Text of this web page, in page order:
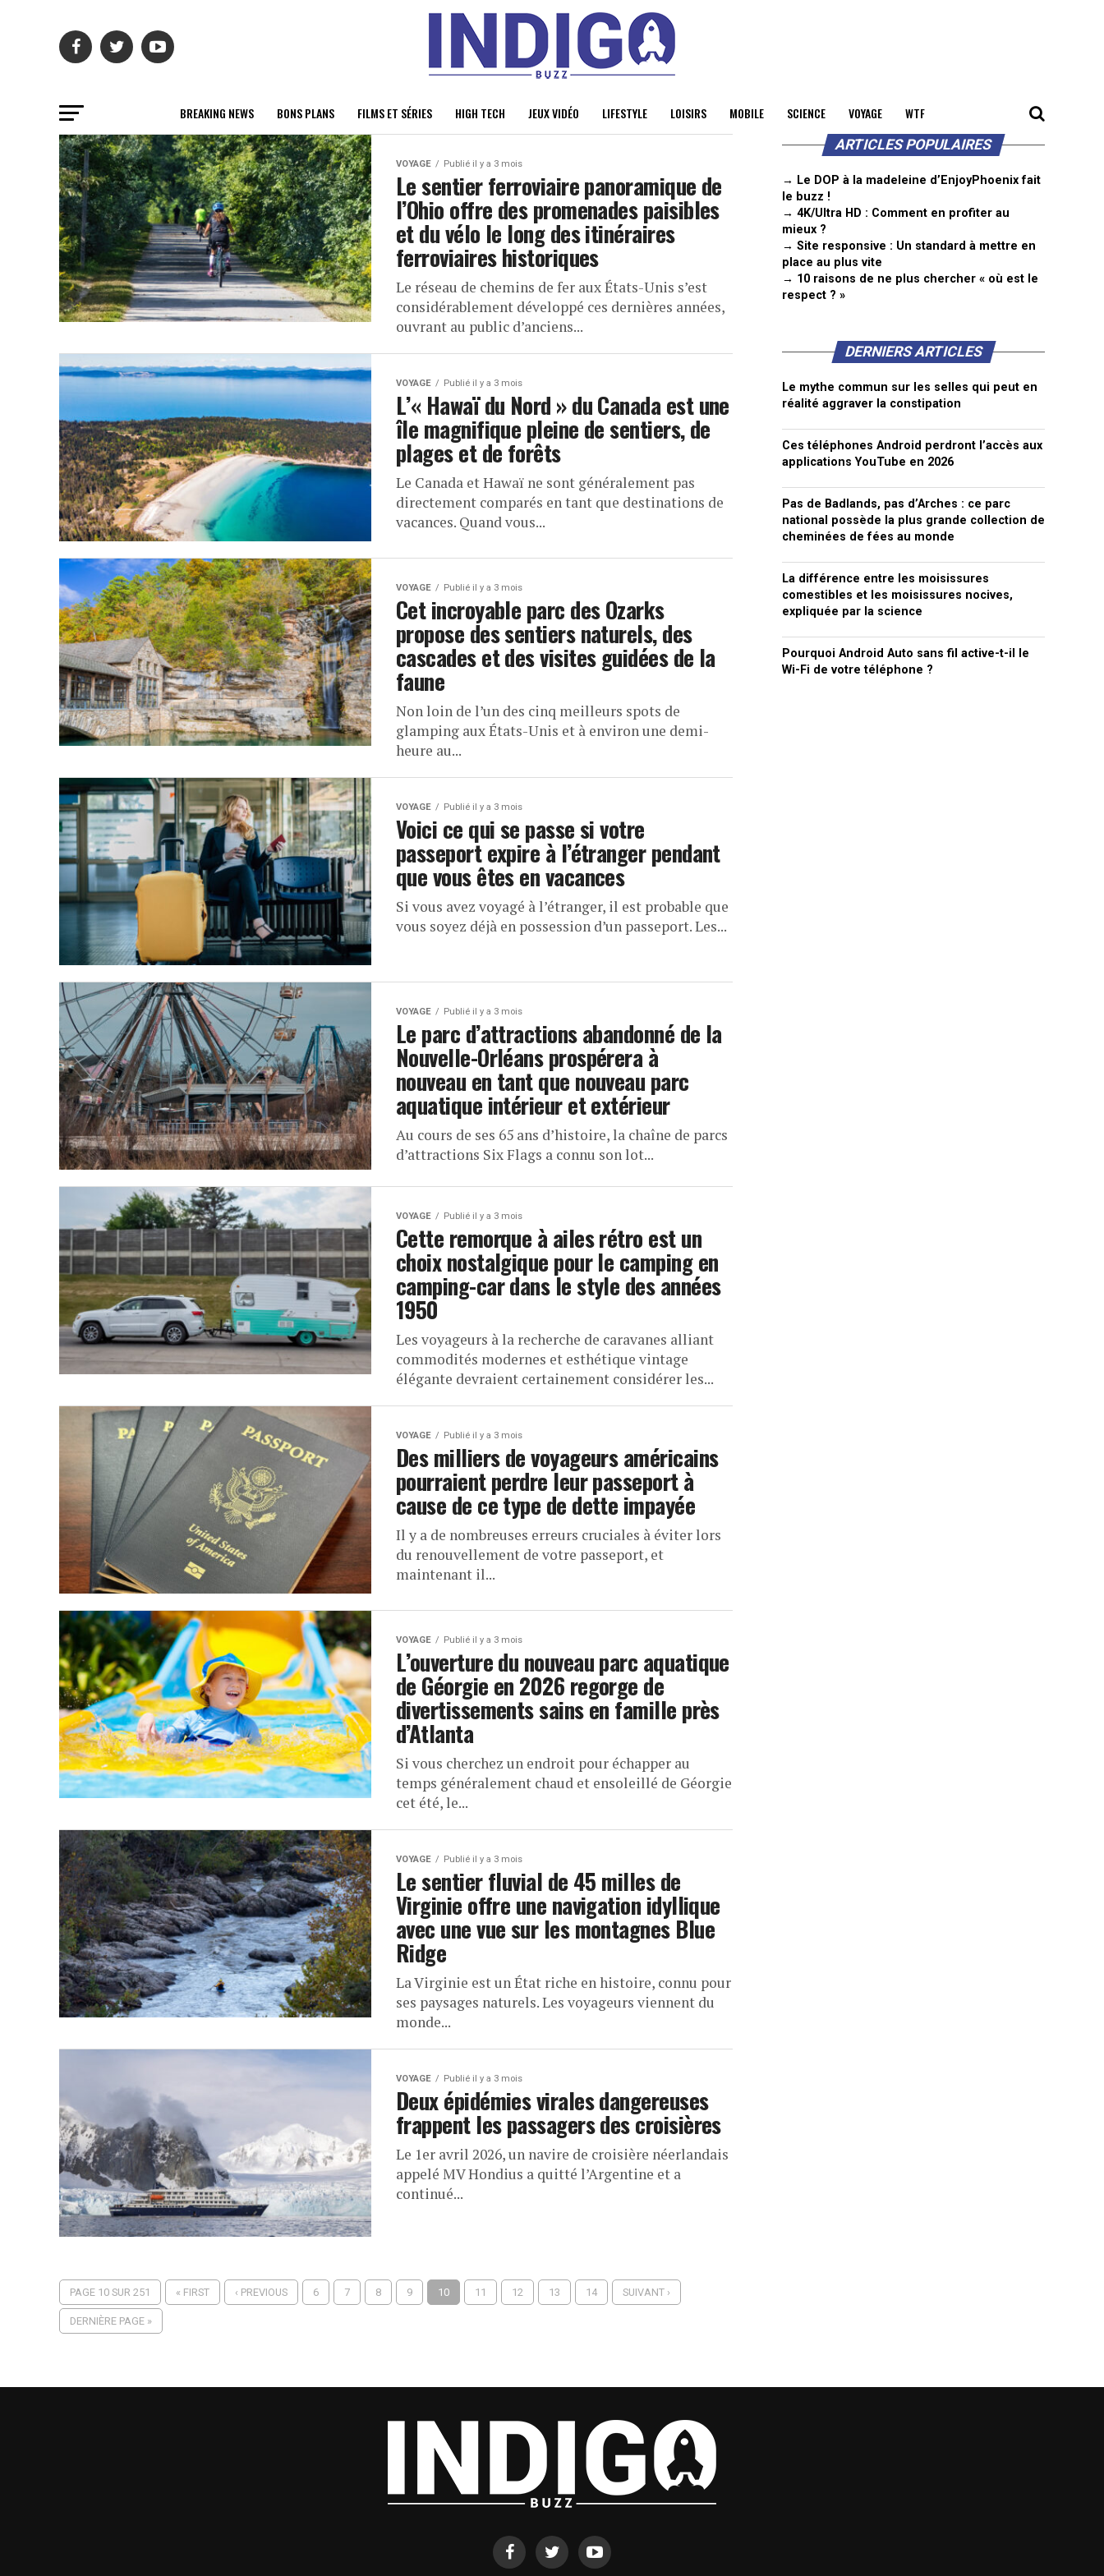
BREAKING NEWS BONS PLANS FILMS ET SÉRIES HIGH TECH JEUX VIDÉO LIFESTYLE LOISIRS MOBILE SCIENCE VOYAGE WTF
VOYAGE Publié il y a 3 mois
Le sentier ferroviaire panoramique de
l’Ohio offre des promenades paisibles
et du vélo le long des itinéraires
ferroviaires historiques
Le réseau de chemins de fer aux États-Unis s’est
considérablement développé ces dernières années,
ouvrant au public d’anciens...
VOYAGE Publié il y a 3 mois
L’« Hawaï du Nord » du Canada est une
île magnifique pleine de sentiers, de
plages et de forêts
Le Canada et Hawaï ne sont généralement pas
directement comparés en tant que destinations de
vacances. Quand vous...
VOYAGE Publié il y a 3 mois
Cet incroyable parc des Ozarks
propose des sentiers naturels, des
cascades et des visites guidées de la
faune
Non loin de l’un des cinq meilleurs spots de
glamping aux États-Unis et à environ une demi-
heure au...
VOYAGE Publié il y a 3 mois
Voici ce qui se passe si votre
passeport expire à l’étranger pendant
que vous êtes en vacances
Si vous avez voyagé à l’étranger, il est probable que
vous soyez déjà en possession d’un passeport. Les...
VOYAGE Publié il y a 3 mois
Le parc d’attractions abandonné de la
Nouvelle-Orléans prospérera à
nouveau en tant que nouveau parc
aquatique intérieur et extérieur
Au cours de ses 65 ans d’histoire, la chaîne de parcs
d’attractions Six Flags a connu son lot...
VOYAGE Publié il y a 3 mois
Cette remorque à ailes rétro est un
choix nostalgique pour le camping en
camping-car dans le style des années
1950
Les voyageurs à la recherche de caravanes alliant
commodités modernes et esthétique vintage
élégante devraient certainement considérer les...
VOYAGE Publié il y a 3 mois
Des milliers de voyageurs américains
pourraient perdre leur passeport à
cause de ce type de dette impayée
Il y a de nombreuses erreurs cruciales à éviter lors
du renouvellement de votre passeport, et
maintenant il...
VOYAGE Publié il y a 3 mois
L’ouverture du nouveau parc aquatique
de Géorgie en 2026 regorge de
divertissements sains en famille près
d’Atlanta
Si vous cherchez un endroit pour échapper au
temps généralement chaud et ensoleillé de Géorgie
cet été, le...
VOYAGE Publié il y a 3 mois
Le sentier fluvial de 45 milles de
Virginie offre une navigation idyllique
avec une vue sur les montagnes Blue
Ridge
La Virginie est un État riche en histoire, connu pour
ses paysages naturels. Les voyageurs viennent du
monde...
VOYAGE Publié il y a 3 mois
Deux épidémies virales dangereuses
frappent les passagers des croisières
Le 1er avril 2026, un navire de croisière néerlandais
appelé MV Hondius a quitté l’Argentine et a
continué...
PAGE 10 SUR 251 « FIRST ‹ PREVIOUS 6 7 8 9 10 11 12 13 14 SUIVANT ›
DERNIÈRE PAGE »
ARTICLES POPULAIRES
→ Le DOP à la madeleine d’EnjoyPhoenix fait
le buzz !
→ 4K/Ultra HD : Comment en profiter au
mieux ?
→ Site responsive : Un standard à mettre en
place au plus vite
→ 10 raisons de ne plus chercher « où est le
respect ? »
DERNIERS ARTICLES
Le mythe commun sur les selles qui peut en
réalité aggraver la constipation
Ces téléphones Android perdront l’accès aux
applications YouTube en 2026
Pas de Badlands, pas d’Arches : ce parc
national possède la plus grande collection de
cheminées de fées au monde
La différence entre les moisissures
comestibles et les moisissures nocives,
expliquée par la science
Pourquoi Android Auto sans fil active-t-il le
Wi-Fi de votre téléphone ?